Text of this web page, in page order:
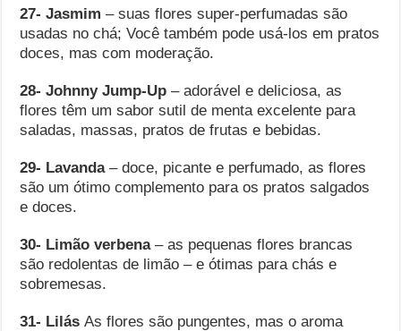
27- Jasmim – suas flores super-perfumadas são
usadas no chá; Você também pode usá-los em pratos
doces, mas com moderação.
28- Johnny Jump-Up – adorável e deliciosa, as
flores têm um sabor sutil de menta excelente para
saladas, massas, pratos de frutas e bebidas.
29- Lavanda– doce, picante e perfumado, as flores
são um ótimo complemento para os pratos salgados
e doces.
30- Limão verbena– as pequenas flores brancas
são redolentas de limão – e ótimas para chás e
sobremesas.
31- Lilás As flores são pungentes, mas o aroma